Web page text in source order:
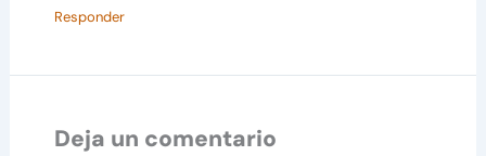
Responder
Deja un comentario